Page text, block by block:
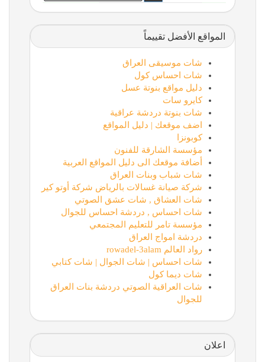
المواقع الأفضل تقييماً
شات موسيقى العراق
شات احساس كول
دليل مواقع بنوتة عسل
كايرو سات
شات بنوتة دردشة عراقية
اضف موقعك | دليل المواقع
كوبونزا
مؤسسة الشارقة للفنون
أضافة موقعك الى دليل المواقع العربية
شات شباب وبنات العراق
شركة صيانة غسالات بالرياض شركة أوتو كير
شات العشاق , شات عشق الصوتي
شات احساس , دردشة احساس للجوال
مؤسسة تامر للتعليم المجتمعي
دردشة امواج العراق
رواد العالم rowadel-3alam
شات احساس | شات الجوال | شات كتابي
شات ديما كول
شات العراقية الصوتي دردشة بنات العراق
للجوال
اعلان